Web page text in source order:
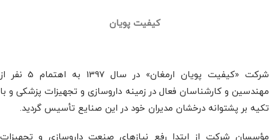
کیفیت پویان
شرکت «کیفیت پویان ارمغان» در سال 1397 به اهتمام 5 نفر از
مهندسین و کارشناسان فعال در زمینه داروسازی و تجهیزات پزشکی و با
تکیه بر پشتوانه درخشان مدیران خود در این صنایع تأسیس گردید.
مؤسسان شرکت از ابتدا رفع نیازهای صنعت داروسازی و تجهیزات